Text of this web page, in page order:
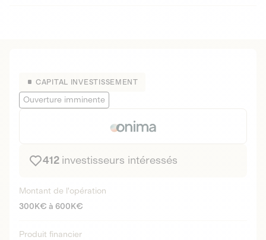
CAPITAL INVESTISSEMENT
Ouverture imminente
412 investisseurs intéressés
Montant de l'opération
300K€ à 600K€
Produit financier